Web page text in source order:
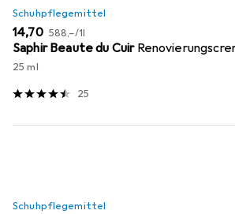
Schuhpflegemittel
EUR
14,70 EUR
588,–/1l
Saphir Beaute du Cuir
25 ml
25
Schuhpflegemittel